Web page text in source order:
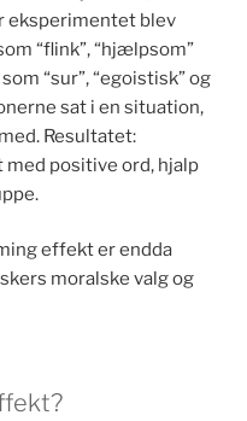
eksperimentet blev
“flink”, “hjælpsom”
“sur”, “egoistisk” og
sat i en situation,
Resultatet:
med positive ord, hjalp
effekt er endda
moralske valg og